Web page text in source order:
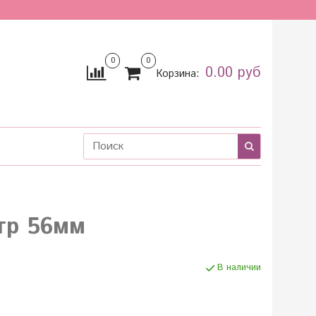
0 0
Корзина: 0.00 руб
56мм
В наличии